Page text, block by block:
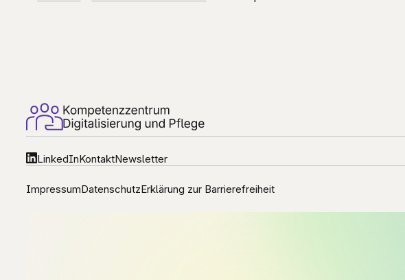
LinkedInKontaktNewsletter
ImpressumDatenschutzErklärung zur Barrierefreiheit